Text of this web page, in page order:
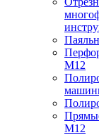
M12
M12